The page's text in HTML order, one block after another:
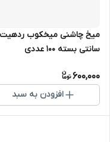
سانتی بسته ۱۰۰ عددی
600,000
افزودن به سبد